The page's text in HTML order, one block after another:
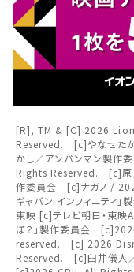
チケット購入
チケットの購入は下
択しご購入ください。
上映スケジュー
その他の劇場を選ぶ
無料のワタシアター
予約を確認・
松本
高崎
都道府県から
北海道
東北
関東
[R], TM & [C] 2026
Reserved. [c]やなせたか
かし／アンパンマン製
Rights Reserved. [c]原
作委員会 [c]ナガノ /
ギャバン インフィニティ」
東映 [c]テレビ朝日・東映
ぼ？」製作委員会
reserved. [c] 2026
Reserved. [c]臼井儀人／
劇場を変更すると、
変更しないで続け
上
上映日を変更すると
変更しないで続け
み
ワタシアタ
ワタシアター会